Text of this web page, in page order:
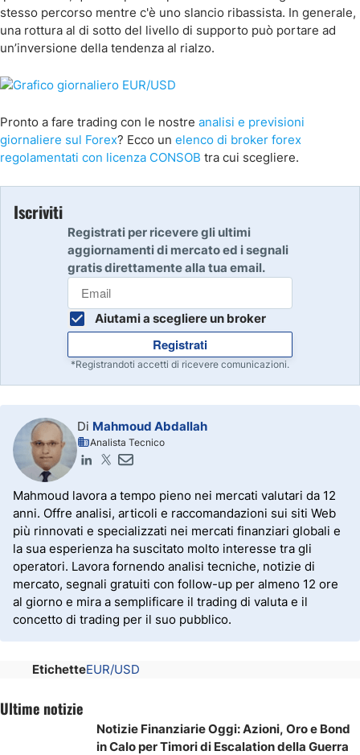
stesso percorso mentre c'è uno slancio ribassista. In generale,
una rottura al di sotto del livello di supporto può portare ad
un’inversione della tendenza al rialzo.
Pronto a fare trading con le nostre analisi e previsioni
giornaliere sul Forex? Ecco un elenco di broker forex
regolamentati con licenza CONSOB tra cui scegliere.
Iscriviti
Registrati per ricevere gli ultimi
aggiornamenti di mercato ed i segnali
gratis direttamente alla tua email.
Aiutami a scegliere un broker
Registrati
*Registrandoti accetti di ricevere comunicazioni.
Di Mahmoud Abdallah
Analista Tecnico
Mahmoud lavora a tempo pieno nei mercati valutari da 12
anni. Offre analisi, articoli e raccomandazioni sui siti Web
più rinnovati e specializzati nei mercati finanziari globali e
la sua esperienza ha suscitato molto interesse tra gli
operatori. Lavora fornendo analisi tecniche, notizie di
mercato, segnali gratuiti con follow-up per almeno 12 ore
al giorno e mira a semplificare il trading di valuta e il
concetto di trading per il suo pubblico.
EtichetteEUR/USD
Ultime notizie
Notizie Finanziarie Oggi: Azioni, Oro e Bond
in Calo per Timori di Escalation della Guerra